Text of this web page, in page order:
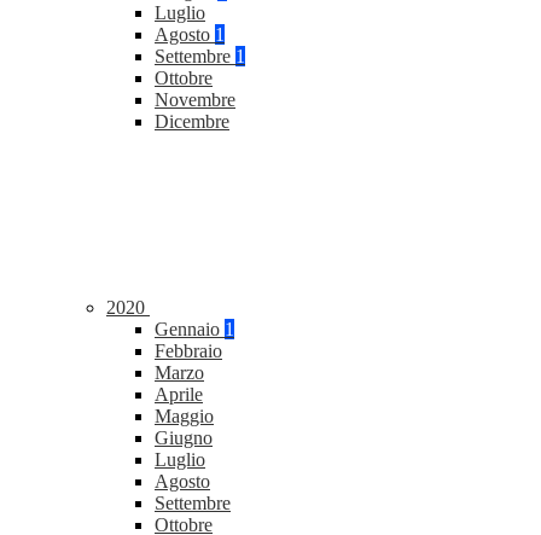
Luglio
Agosto 1
Settembre 1
Ottobre
Novembre
Dicembre
2020
Gennaio 1
Febbraio
Marzo
Aprile
Maggio
Giugno
Luglio
Agosto
Settembre
Ottobre